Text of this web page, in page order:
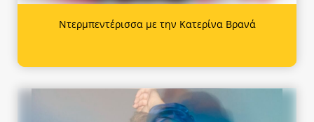
Ντερμπεντέρισσα με την Κατερίνα Βρανά